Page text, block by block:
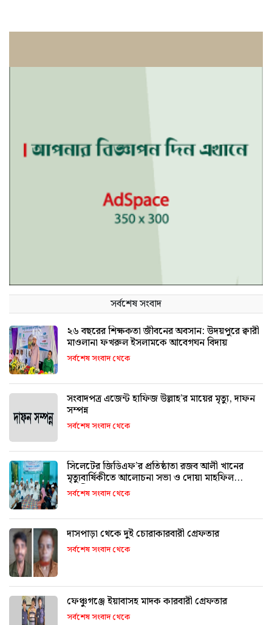
সর্বশেষ সংবাদ
২৬ বছরের শিক্ষকতা জীবনের অবসান: উদয়পুরে ক্বারী
মাওলানা ফখরুল ইসলামকে আবেগঘন বিদায়
সর্বশেষ সংবাদ থেকে
সংবাদপত্র এজেন্ট হাফিজ উল্লাহ’র মায়ের মৃত্যু, দাফন
সম্পন্ন
সর্বশেষ সংবাদ থেকে
সিলেটের জিডিএফ’র প্রতিষ্ঠাতা রজব আলী খানের
মৃত্যুবার্ষিকীতে আলোচনা সভা ও দোয়া মাহফিল
অনুষ্ঠিত
সর্বশেষ সংবাদ থেকে
দাসপাড়া থেকে দুই চোরাকারবারী গ্রেফতার
সর্বশেষ সংবাদ থেকে
ফেঞ্চুগঞ্জে ইয়াবাসহ মাদক কারবারী গ্রেফতার
সর্বশেষ সংবাদ থেকে